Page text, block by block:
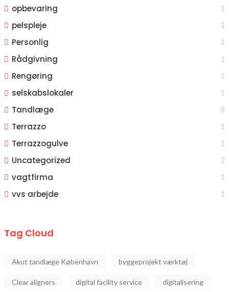
opbevaring 1
pelspleje 1
Personlig 1
Rådgivning 1
Rengøring 1
selskabslokaler 1
Tandlæge 8
Terrazzo 1
Terrazzogulve 1
Uncategorized 2
vagtfirma 1
vvs arbejde 1
Tag Cloud
Akut tandlæge København byggeprojekt værktøj
Clear aligners digital facility service digitalisering